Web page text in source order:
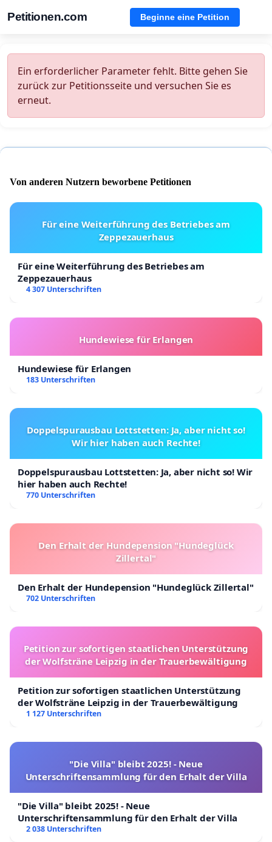
Petitionen.com Beginne eine Petition
Ein erforderlicher Parameter fehlt. Bitte gehen Sie
zurück zur Petitionsseite und versuchen Sie es
erneut.
Von anderen Nutzern beworbene Petitionen
Für eine Weiterführung des Betriebes am
Zeppezauerhaus
Für eine Weiterführung des Betriebes am
Zeppezauerhaus
4 307 Unterschriften
Hundewiese für Erlangen
Hundewiese für Erlangen
183 Unterschriften
Doppelspurausbau Lottstetten: Ja, aber nicht so!
Wir hier haben auch Rechte!
Doppelspurausbau Lottstetten: Ja, aber nicht so! Wir
hier haben auch Rechte!
770 Unterschriften
Den Erhalt der Hundepension "Hundeglück
Zillertal"
Den Erhalt der Hundepension "Hundeglück Zillertal"
702 Unterschriften
Petition zur sofortigen staatlichen Unterstützung
der Wolfsträne Leipzig in der Trauerbewältigung
Petition zur sofortigen staatlichen Unterstützung
der Wolfsträne Leipzig in der Trauerbewältigung
1 127 Unterschriften
"Die Villa" bleibt 2025! - Neue
Unterschriftensammlung für den Erhalt der Villa
"Die Villa" bleibt 2025! - Neue
Unterschriftensammlung für den Erhalt der Villa
2 038 Unterschriften